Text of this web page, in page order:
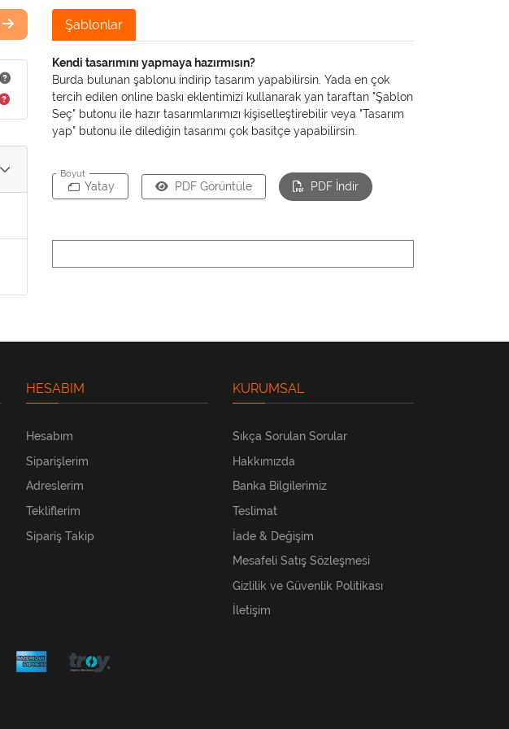
Şablonlar
Kendi tasarımını yapmaya hazırmısın?
Burda bulunan şablonu indirip tasarım yapabilirsin. Yada en çok
tercih edilen online baskı eklentimizi kullanarak yan taraftan "Şablon
Seç" butonu ile hazır tasarımlarımızı kişiselleştirebilir veya "Tasarım
yap" butonu ile dilediğin tasarımı çok basitçe yapabilirsin.
Boyut
Yatay PDF Görüntüle PDF İndir
HESABIM
Hesabım
Siparişlerim
Adreslerim
Tekliflerim
Sipariş Takip
KURUMSAL
Sıkça Sorulan Sorular
Hakkımızda
Banka Bilgilerimiz
Teslimat
İade & Değişim
Mesafeli Satış Sözleşmesi
Gizlilik ve Güvenlik Politikası
İletişim